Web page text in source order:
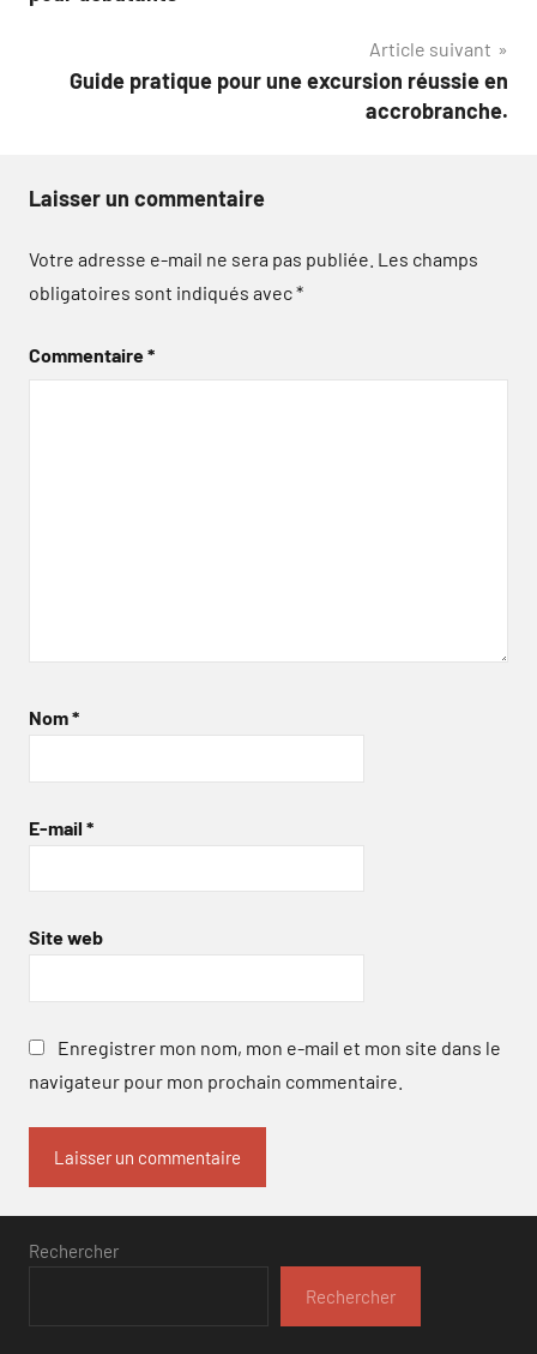
Article suivant
Guide pratique pour une excursion réussie en
accrobranche.
Laisser un commentaire
Votre adresse e-mail ne sera pas publiée. Les champs
obligatoires sont indiqués avec*
Commentaire*
Nom*
E-mail *
Site web
Enregistrer mon nom, mon e-mail et mon site dans le
navigateur pour mon prochain commentaire.
Rechercher
Rechercher